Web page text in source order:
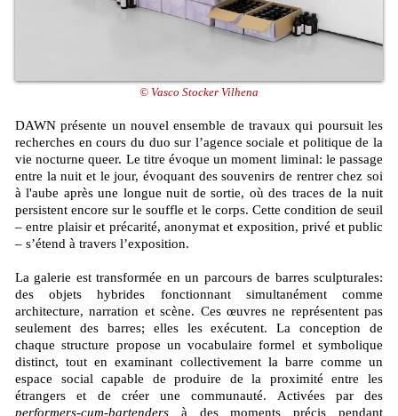
© Vasco Stocker Vilhena
DAWN présente un nouvel ensemble de travaux qui poursuit les
recherches en cours du duo sur l’agence sociale et politique de la
vie nocturne queer. Le titre évoque un moment liminal: le passage
entre la nuit et le jour, évoquant des souvenirs de rentrer chez soi
à l'aube après une longue nuit de sortie, où des traces de la nuit
persistent encore sur le souffle et le corps. Cette condition de seuil
– entre plaisir et précarité, anonymat et exposition, privé et public
– s’étend à travers l’exposition.
La galerie est transformée en un parcours de barres sculpturales:
des objets hybrides fonctionnant simultanément comme
architecture, narration et scène. Ces œuvres ne représentent pas
seulement des barres; elles les exécutent. La conception de
chaque structure propose un vocabulaire formel et symbolique
distinct, tout en examinant collectivement la barre comme un
espace social capable de produire de la proximité entre les
étrangers et de créer une communauté. Activées par des
performers-cum-bartenders à des moments précis pendant